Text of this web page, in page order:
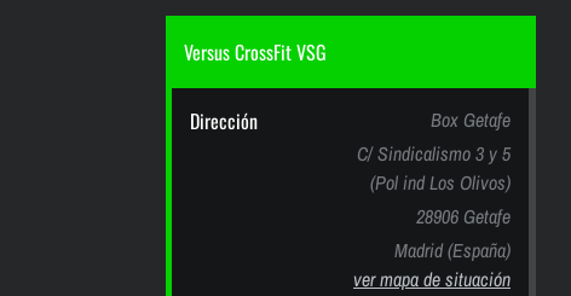
Versus CrossFit VSG
Dirección
Box Getafe
C/ Sindicalismo 3 y 5
(Pol ind Los Olivos)
28906 Getafe
Madrid (España)
ver mapa de situación